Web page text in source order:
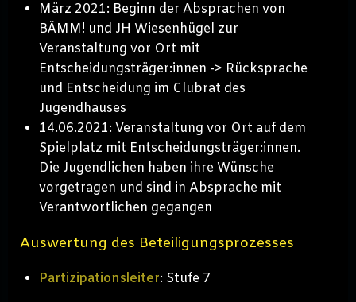
März 2021: Beginn der Absprachen von
BÄMM! und JH Wiesenhügel zur
Veranstaltung vor Ort mit
Entscheidungsträger:innen -> Rücksprache
und Entscheidung im Clubrat des
Jugendhauses
14.06.2021: Veranstaltung vor Ort auf dem
Spielplatz mit Entscheidungsträger:innen.
Die Jugendlichen haben ihre Wünsche
vorgetragen und sind in Absprache mit
Verantwortlichen gegangen
Auswertung des Beteiligungsprozesses
Partizipationsleiter: Stufe 7